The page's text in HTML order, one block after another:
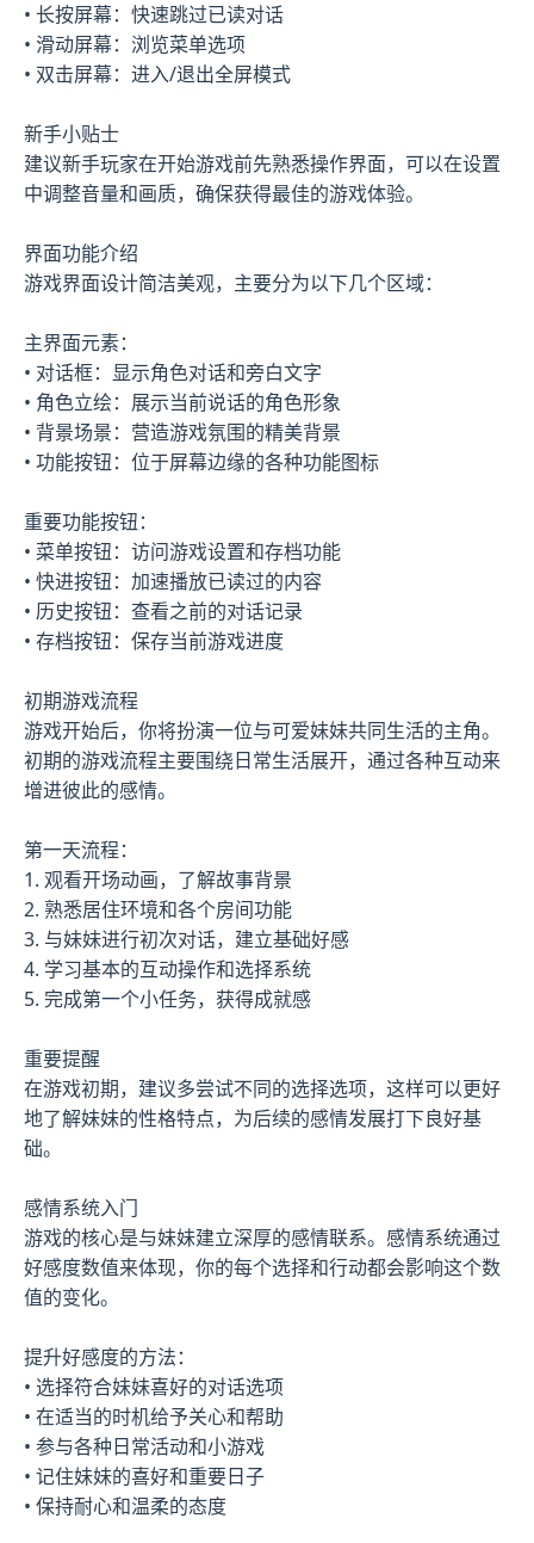
• 长按屏幕：快速跳过已读对话
• 滑动屏幕：浏览菜单选项
• 双击屏幕：进入/退出全屏模式
新手小贴士
建议新手玩家在开始游戏前先熟悉操作界面，可以在设置
中调整音量和画质，确保获得最佳的游戏体验。
界面功能介绍
游戏界面设计简洁美观，主要分为以下几个区域：
主界面元素：
• 对话框：显示角色对话和旁白文字
• 角色立绘：展示当前说话的角色形象
• 背景场景：营造游戏氛围的精美背景
• 功能按钮：位于屏幕边缘的各种功能图标
重要功能按钮：
• 菜单按钮：访问游戏设置和存档功能
• 快进按钮：加速播放已读过的内容
• 历史按钮：查看之前的对话记录
• 存档按钮：保存当前游戏进度
初期游戏流程
游戏开始后，你将扮演一位与可爱妹妹共同生活的主角。
初期的游戏流程主要围绕日常生活展开，通过各种互动来
增进彼此的感情。
第一天流程：
1. 观看开场动画，了解故事背景
2. 熟悉居住环境和各个房间功能
3. 与妹妹进行初次对话，建立基础好感
4. 学习基本的互动操作和选择系统
5. 完成第一个小任务，获得成就感
重要提醒
在游戏初期，建议多尝试不同的选择选项，这样可以更好
地了解妹妹的性格特点，为后续的感情发展打下良好基
础。
感情系统入门
游戏的核心是与妹妹建立深厚的感情联系。感情系统通过
好感度数值来体现，你的每个选择和行动都会影响这个数
值的变化。
提升好感度的方法：
• 选择符合妹妹喜好的对话选项
• 在适当的时机给予关心和帮助
• 参与各种日常活动和小游戏
• 记住妹妹的喜好和重要日子
• 保持耐心和温柔的态度